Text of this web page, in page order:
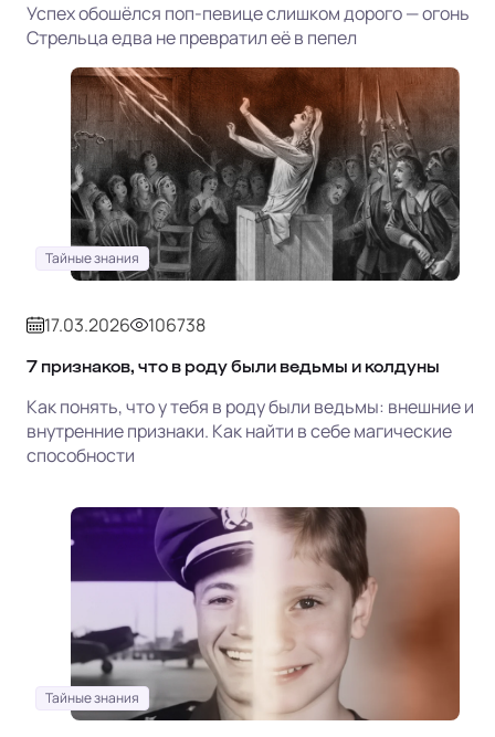
Успех обошёлся поп-певице слишком дорого — огонь
Стрельца едва не превратил её в пепел
Тайные знания
17.03.2026 106738
7 признаков, что в роду были ведьмы и колдуны
Как понять, что у тебя в роду были ведьмы: внешние и
внутренние признаки. Как найти в себе магические
способности
Тайные знания